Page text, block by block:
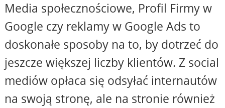
Media społecznościowe, Profil Firmy w
Google czy reklamy w Google Ads to
doskonałe sposoby na to, by dotrzeć do
jeszcze większej liczby klientów. Z social
mediów opłaca się odsyłać internautów
na swoją stronę, ale na stronie również